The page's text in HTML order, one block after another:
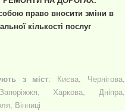
право вносити зміни в
кількості послуг
з міст: Києва, Чернігова,
Харкова, Дніпра,
Вінниці